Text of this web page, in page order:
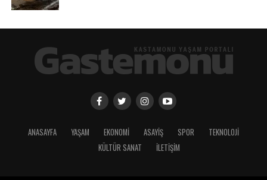
ANASAYFA YAŞAM EKONOMİ ASAYİŞ SPOR
TEKNOLOJİ
KÜLTÜR SANAT
İLETİŞİM